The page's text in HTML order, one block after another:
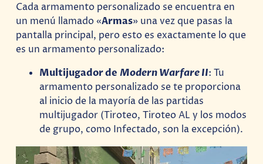
Cada armamento personalizado se encuentra en
un menú llamado «Armas» una vez que pasas la
pantalla principal, pero esto es exactamente lo que
es un armamento personalizado:
Multijugador deModern Warfare II: Tu
armamento personalizado se te proporciona
al inicio de la mayoría de las partidas
multijugador (Tiroteo, Tiroteo AL y los modos
de grupo, como Infectado, son la excepción).